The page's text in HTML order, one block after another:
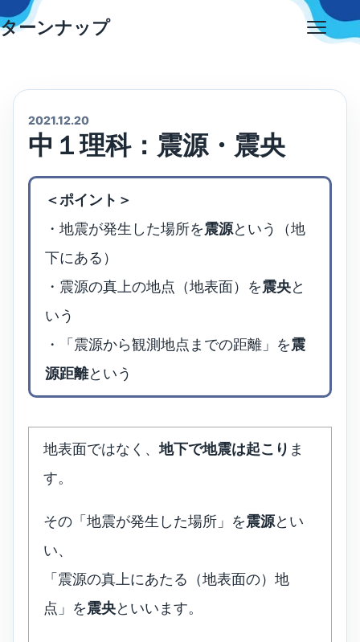
Skip
to
ターンナップ
2021.12.20
中１理科：震源・震央
＜ポイント＞
・地震が発生した場所を震源という（地
下にある）
・震源の真上の地点（地表面）を震央と
いう
・「震源から観測地点までの距離」を震
源距離という
地表面ではなく、地下で地震は起こり ま
す。
その「地震が発生した場所」を震源とい
い、
「震源の真上にあたる（地表面の）地
点」を震央といいます。